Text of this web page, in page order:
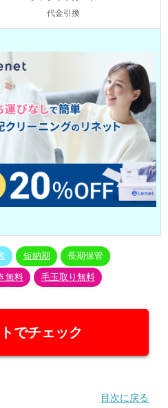
代金引換
短納期 長期保管
無料 毛玉取り無料
でチェック
目次に戻る